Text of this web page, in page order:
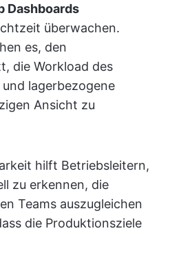
Dashboards
überwachen.
es, den
die Workload des
lagerbezogene
Ansicht zu
hilft Betriebsleitern,
zu erkennen, die
Teams auszugleichen
die Produktionsziele